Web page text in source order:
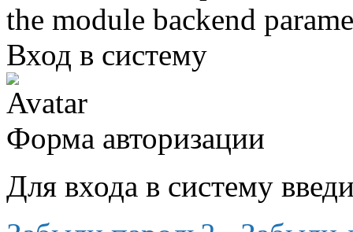
the module backend
Вход в систему
Форма авторизации
Для входа в систему